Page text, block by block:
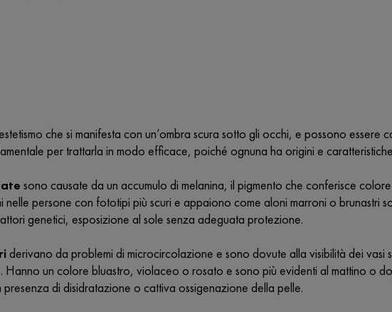
che si manifesta con un’ombra scura sotto gli occhi, e possono essere
per trattarla in modo efficace, poiché ognuna ha origini e
sono causate da un accumulo di melanina, il pigmento che conferisce
nelle persone con fototipi più scuri e appaiono come aloni marroni o brunastri
genetici, esposizione al sole senza adeguata protezione.
derivano da problemi di microcircolazione e sono dovute alla visibilità dei vasi
Hanno un colore bluastro, violaceo o rosato e sono più evidenti al mattino o
di disidratazione o cattiva ossigenazione della pelle.